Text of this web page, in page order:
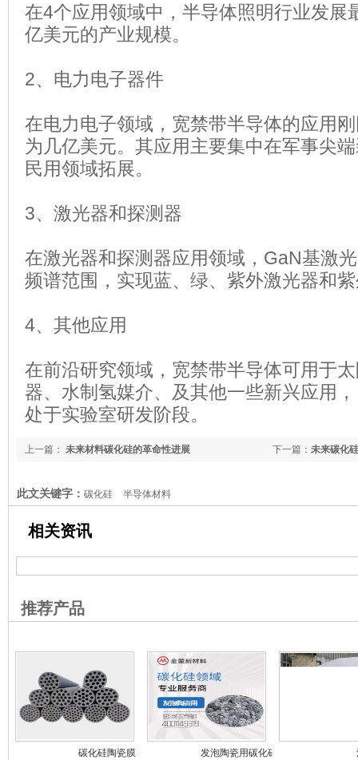
在4个应用领域中，半导体照明行业发展
亿美元的产业规模。
2、电力电子器件
在电力电子领域，宽禁带半导体的应用
为几亿美元。其应用主要集中在军事尖
民用领域拓展。
3、激光器和探测器
在激光器和探测器应用领域，GaN基激
频谱范围，实现蓝、绿、紫外激光器和
4、其他应用
在前沿研究领域，宽禁带半导体可用于
器、水制氢媒介、及其他一些新兴应用
处于实验室研发阶段。
下一篇： 未来碳化
上一篇： 未来材料碳化硅的革命性进展
此文关键字： 碳化硅 半导体材料
相关资讯
推荐产品
碳化硅陶瓷膜 发泡陶瓷用碳化硅